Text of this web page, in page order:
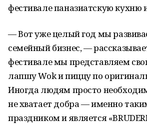
фестивале паназиатскую кухню
— Вот уже целый год мы
семейный бизнес, —
фестивале мы представляем
лапшу Wok и пиццу по
Иногда людям просто
не хватает добра — именно
праздником и является